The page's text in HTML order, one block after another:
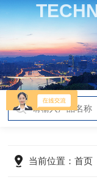
当前位置：首页